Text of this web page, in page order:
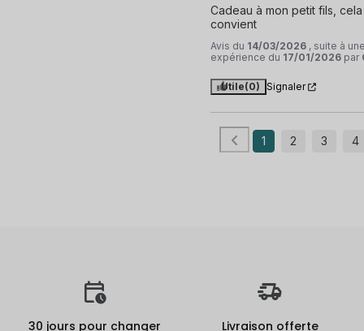
Cadeau à mon petit fils, cela
convient
Avis du 14/03/2026 , suite à
expérience du 17/01/2026 par
Utile(0) Signaler
1 2 3 4
30 jours pour changer
Livraison offerte